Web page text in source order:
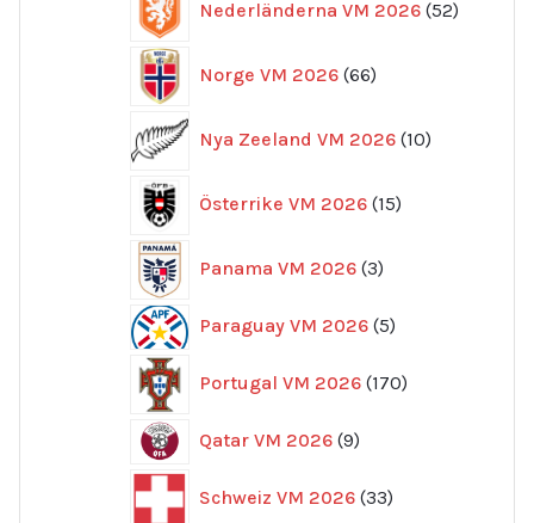
Nederländerna VM 2026 52
Norge VM 2026 66
produkter
Nya Zeeland VM 2026 10
produkter
Österrike VM 2026 15
produkter
Panama VM 2026 3
produkter
Paraguay VM 2026 55
Portugal VM 2026 170
produkter
Qatar VM 2026 99
Schweiz VM 2026 33
produkter